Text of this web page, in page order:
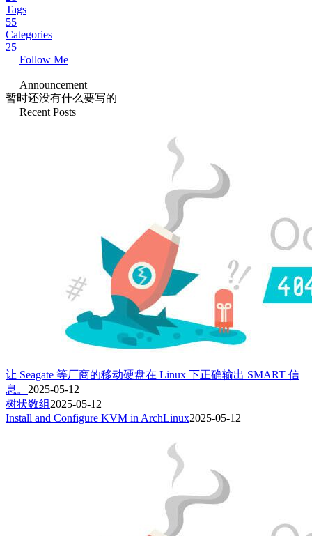
Tags
55
Categories
25
Follow Me
Announcement
暂时还没有什么要写的
Recent Posts
让 Seagate 等厂商的移动硬盘在 Linux 下正确输出 SMART 信
息。 2025-05-12
树状数组 2025-05-12
Install and Configure KVM in ArchLinux2025-05-12